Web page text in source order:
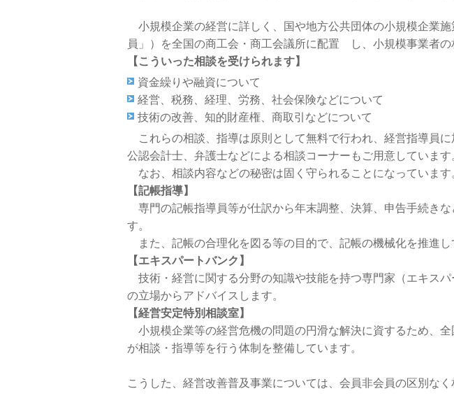
小規模企業の経営に詳しく、国や地方公共団体の小規模企業
員」）を全国の商工会・商工会議所に配置 し、小規模事業者の
【こういった相談を受けられます】
資金繰りや融資について
経営、税務、経理、労務、社会保険などについて
技術の改善、知的財産権、商取引などについて
これらの相談、指導は原則として無料で行われ、経営指導員
公認会計士、弁護士などによる相談コーナーもご用意しています
なお、相談内容などの秘密は固く守られることになっています
【記帳指導】
専門の記帳指導員等が仕訳から年末調整、決算、申告手続き
す。
また、記帳の合理化を図る等の目的で、記帳の機械化を推進し
【エキスパートバンク】
技術・経営に関する分野の知識や技能を持つ専門家（エキス
の立場からアドバイスします。
【経営安定特別相談室】
小規模企業等の経営危機の問題の円滑な解決に資するため、
が相談・指導等を行う体制を整備しています。
こうした、経営改善普及事業については、会員非会員の区別な